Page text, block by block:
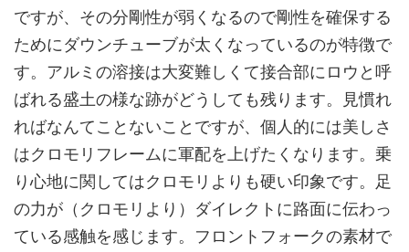
ですが、その分剛性が弱くなるので剛性を確保する
ためにダウンチューブが太くなっているのが特徴で
す。アルミの溶接は大変難しくて接合部にロウと呼
ばれる盛土の様な跡がどうしても残ります。見慣れ
ればなんてことないことですが、個人的には美しさ
はクロモリフレームに軍配を上げたくなります。乗
り心地に関してはクロモリよりも硬い印象です。足
の力が（クロモリより）ダイレクトに路面に伝わっ
ている感触を感じます。フロントフォークの素材で